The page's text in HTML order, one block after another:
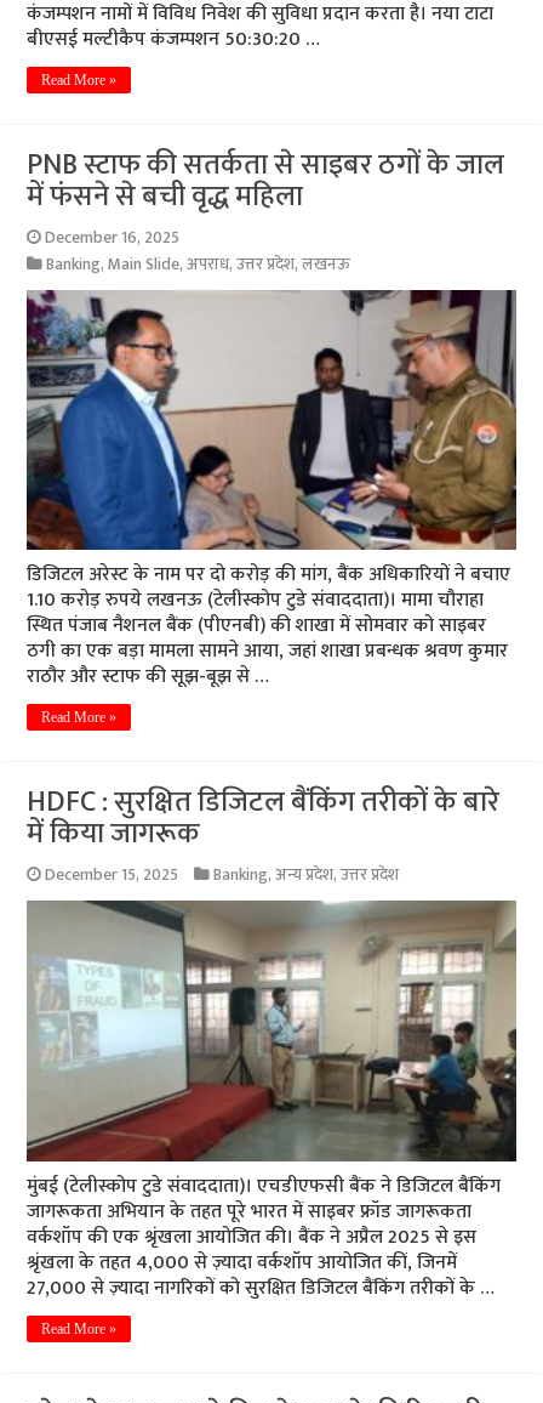
कंजम्पशन नामों में विविध निवेश की सुविधा प्रदान करता है। नया टाटा
बीएसई मल्टीकैप कंजम्पशन 50:30:20 …
Read More »
PNB स्टाफ की सतर्कता से साइबर ठगों के जाल
में फंसने से बची वृद्ध महिला
December 16, 2025
Banking,Main Slide,अपराध,उत्तर प्रदेश,लखनऊ
डिजिटल अरेस्ट के नाम पर दो करोड़ की मांग, बैंक अधिकारियों ने बचाए
1.10 करोड़ रुपये लखनऊ (टेलीस्कोप टुडे संवाददाता)। मामा चौराहा
स्थित पंजाब नैशनल बैंक (पीएनबी) की शाखा में सोमवार को साइबर
ठगी का एक बड़ा मामला सामने आया, जहां शाखा प्रबन्धक श्रवण कुमार
राठौर और स्टाफ की सूझ-बूझ से …
Read More »
HDFC : सुरक्षित डिजिटल बैंकिंग तरीकों के बारे
में किया जागरूक
December 15, 2025 Banking,अन्य प्रदेश,उत्तर प्रदेश
मुंबई (टेलीस्कोप टुडे संवाददाता)। एचडीएफसी बैंक ने डिजिटल बैंकिंग
जागरूकता अभियान के तहत पूरे भारत में साइबर फ्रॉड जागरूकता
वर्कशॉप की एक श्रृंखला आयोजित की। बैंक ने अप्रैल 2025 से इस
श्रृंखला के तहत 4,000 से ज़्यादा वर्कशॉप आयोजित कीं, जिनमें
27,000 से ज़्यादा नागरिकों को सुरक्षित डिजिटल बैंकिंग तरीकों के …
Read More »